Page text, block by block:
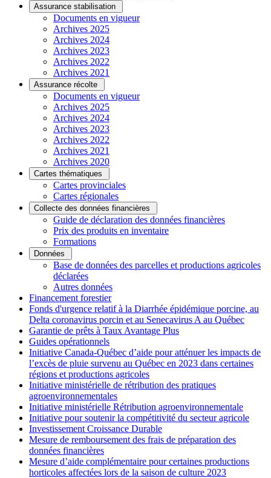
Assurance stabilisation
Documents en vigueur
Archives 2025
Archives 2024
Archives 2023
Archives 2022
Archives 2021
Assurance récolte
Documents en vigueur
Archives 2025
Archives 2024
Archives 2023
Archives 2022
Archives 2021
Archives 2020
Cartes thématiques
Cartes provinciales
Cartes régionales
Collecte des données financières
Guide de déclaration des données financières
Prix des produits en inventaire
Formations
Données
Base de données des parcelles et productions agricoles
déclarées
Autres données
Financement forestier
Fonds d'urgence relatif à la Diarrhée épidémique porcine, au
Delta coronavirus porcin et au Senecavirus A au Québec
Garantie de prêts à Taux Avantage Plus
Guides opérationnels
Initiative Canada-Québec d’aide pour atténuer les impacts de
l’excès de pluie survenu au Québec en 2023 dans certaines
régions et productions agricoles
Initiative ministérielle de rétribution des pratiques
agroenvironnementales
Initiative ministérielle Rétribution agroenvironnementale
Initiative pour soutenir la compétitivité du secteur agricole
Investissement Croissance Durable
Mesure de remboursement des frais de préparation des
données financières
Mesure d’aide complémentaire pour certaines productions
horticoles affectées lors de la saison de culture 2023